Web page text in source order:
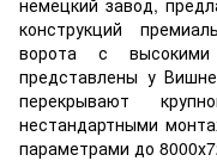
конструкций
ворота с высокими
представлены у
перекрывают
нестандартными
параметрами до